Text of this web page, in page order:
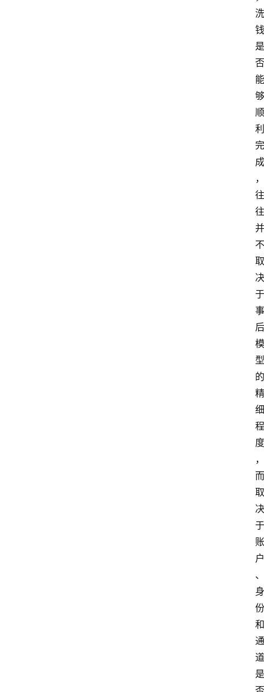
洗
钱
是
否
能
够
顺
利
完
成
，
往
往
并
不
取
决
于
事
后
模
型
的
精
细
程
度
，
而
取
决
于
账
户
、
身
份
和
通
道
是